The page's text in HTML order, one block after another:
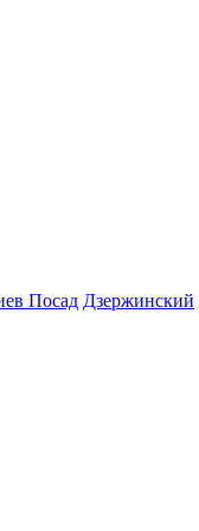
Посад Дзержинский